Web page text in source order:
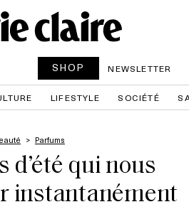
SHOP NEWSLETTER
LIFESTYLE SOCIÉTÉ
Parfums
d’été qui nous
instantanément